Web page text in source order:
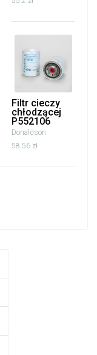
Filtr cieczy
chłodzącej
P552106
Donaldson
58.56 zł